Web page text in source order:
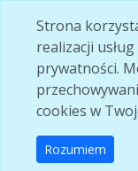
Strona
realizacji
prywatności.
cookies w
Rozumiem